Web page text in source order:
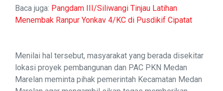
Baca juga: Pangdam III/Siliwangi Tinjau Latihan
Menembak Ranpur Yonkav 4/KC di Pusdikif Cipatat
Menilai hal tersebut, masyarakat yang berada disekitar
lokasi proyek pembangunan dan PAC PKN Medan
Marelan meminta pihak pemerintah Kecamatan Medan